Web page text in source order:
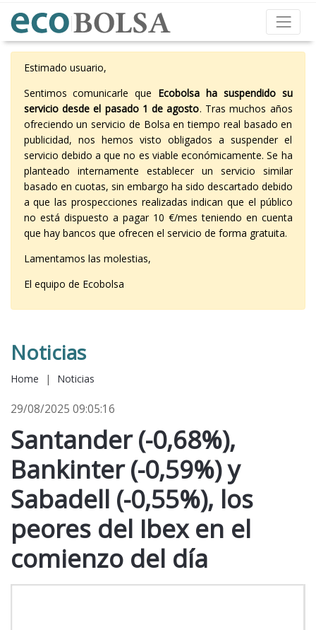
Estimado usuario,
Sentimos comunicarle que Ecobolsa ha suspendido su
servicio desde el pasado 1 de agosto. Tras muchos años
ofreciendo un servicio de Bolsa en tiempo real basado en
publicidad, nos hemos visto obligados a suspender el
servicio debido a que no es viable económicamente. Se ha
planteado internamente establecer un servicio similar
basado en cuotas, sin embargo ha sido descartado debido
a que las prospecciones realizadas indican que el público
no está dispuesto a pagar 10 €/mes teniendo en cuenta
que hay bancos que ofrecen el servicio de forma gratuita.
Lamentamos las molestias,
El equipo de Ecobolsa
Noticias
Home | Noticias
29/08/2025 09:05:16
Santander (-0,68%),
Bankinter (-0,59%) y
Sabadell (-0,55%), los
peores del Ibex en el
comienzo del día